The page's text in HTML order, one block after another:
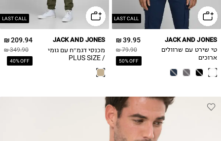
LAST CALL
39.95 ₪
79.90 ₪
50% OFF
JACK AND JONES
טי שירט עם שרוולים
ארוכים
LAST CALL 46W-30L
46W-32L
48W-32L
50W-32L
209.94 ₪
349.90 ₪
40% OFF
JACK AND JONES
מכנסי דגמ״ח עם גומי
/ PLUS SIZE